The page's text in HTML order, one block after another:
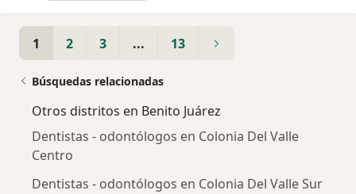
1 2 3 ... 13
Búsquedas relacionadas
Otros distritos en Benito Juárez
Dentistas - odontólogos en Colonia Del Valle
Centro
Dentistas - odontólogos en Colonia Del Valle Sur